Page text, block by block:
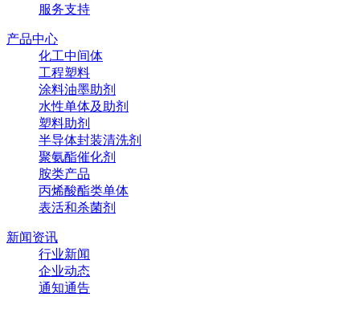
服务支持
产品中心
化工中间体
工程塑料
涂料油墨助剂
水性单体及助剂
塑料助剂
半导体封装清洗剂
聚氨酯催化剂
胺类产品
丙烯酸酯类单体
表活和杀菌剂
新闻资讯
行业新闻
企业动态
通知通告